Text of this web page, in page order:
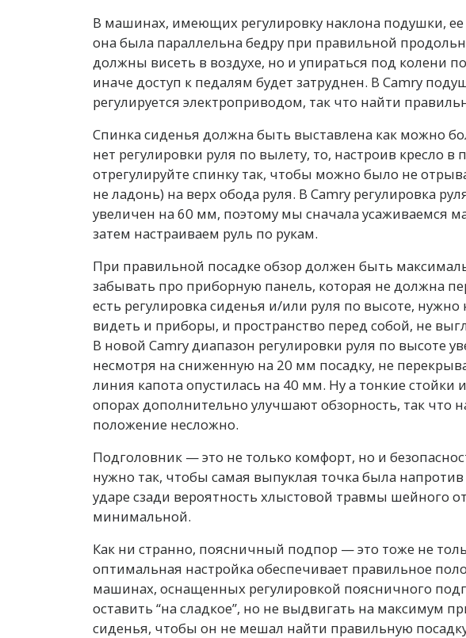
В машинах, имеющих регулировку наклона подушки, ее
она была параллельна бедру при правильной
должны висеть в воздухе, но и упираться под колени
иначе доступ к педалям будет затруднен. В Camry
регулируется электроприводом, так что найти
Спинка сиденья должна быть выставлена как можно
нет регулировки руля по вылету, то, настроив кресло
отрегулируйте спинку так, чтобы можно было не
не ладонь) на верх обода руля. В Camry регулировка
увеличен на 60 мм, поэтому мы сначала усаживаемся
затем настраиваем руль по рукам.
При правильной посадке обзор должен быть
забывать про приборную панель, которая не должна
есть регулировка сиденья и/или руля по высоте, нужно
видеть и приборы, и пространство перед собой, не
В новой Camry диапазон регулировки руля по высоте
несмотря на сниженную на 20 мм посадку, не
линия капота опустилась на 40 мм. Ну а тонкие стойки
опорах дополнительно улучшают обзорность, так что
положение несложно.
Подголовник — это не только комфорт, но и
нужно так, чтобы самая выпуклая точка была напротив
ударе сзади вероятность хлыстовой травмы шейного
минимальной.
Как ни странно, поясничный подпор — это тоже не
оптимальная настройка обеспечивает правильное
машинах, оснащенных регулировкой поясничного
оставить “на сладкое”, но не выдвигать на максимум
сиденья, чтобы он не мешал найти правильную